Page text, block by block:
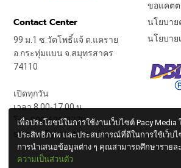
ขอแคต
นโยบาย
นโยบาย
Contact Center
99 ม.1 ซ.วัดโพธิ์แจ้ ต.แคราย
อ.กระทุ่มแบน จ.สมุทรสาคร
74110
เปิดทุกวัน
เวลา 8.00-17.00 น.
โทร 090-686-0770
startup@jongstit.com
เพื่อประโยชน์ในการใช้งานเว็บไซต์ Pacy
ประสิทธิภาพ และประสบการณ์ที่ดีในการใช้เว็บ
การนำเสนอข้อมูลต่าง ๆ คุณสามารถศึกษารายล
ความเป็นส่วนตัว